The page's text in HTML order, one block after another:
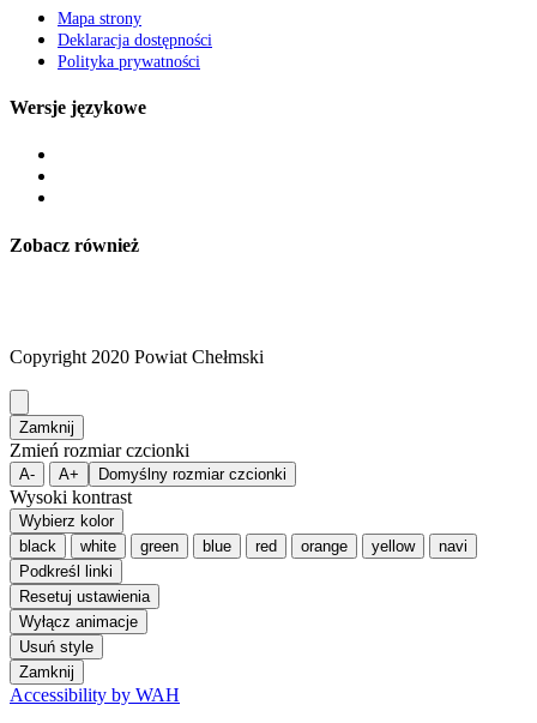
Mapa strony
Deklaracja dostępności
Polityka prywatności
Wersje językowe
Zobacz również
Copyright 2020 Powiat Chełmski
Zamknij
Zmień rozmiar czcionki
A- A+ Domyślny rozmiar czcionki
Wysoki kontrast
Wybierz kolor
black
white green blue red orange yellow
navi
Podkreśl linki
Resetuj ustawienia
Wyłącz animacje
Usuń style
Zamknij
Accessibility by WAH